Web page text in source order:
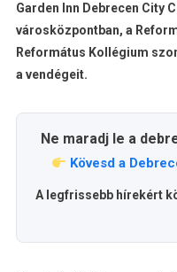
Garden Inn Debrecen City
városközpontban, a
Református Kollégium
a vendégeit.
Ne maradj le a
Kövesd a
A legfrissebb hírekért